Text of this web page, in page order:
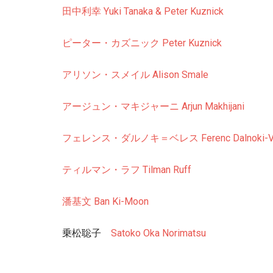
田中利幸 Yuki Tanaka & Peter Kuznick
ピーター・カズニック Peter Kuznick
アリソン・スメイル Alison Smale
アージュン・マキジャーニ Arjun Makhijani
フェレンス・ダルノキ＝ベレス Ferenc Dalnoki-
ティルマン・ラフ Tilman Ruff
潘基文 Ban Ki-Moon
乗松聡子 Satoko Oka Norimatsu